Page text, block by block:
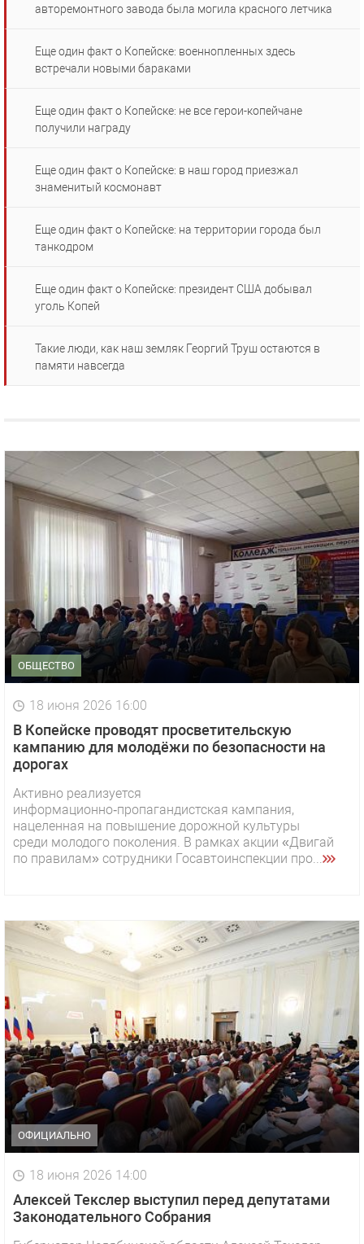
авторемонтного завода была могила красного летчика
Еще один факт о Копейске: военнопленных здесь
встречали новыми бараками
Еще один факт о Копейске: не все герои-копейчане
получили награду
Еще один факт о Копейске: в наш город приезжал
знаменитый космонавт
Еще один факт о Копейске: на территории города был
танкодром
Еще один факт о Копейске: президент США добывал
уголь Копей
Такие люди, как наш земляк Георгий Труш остаются в
памяти навсегда
ОБЩЕСТВО
18 июня 2026 16:00
В Копейске проводят просветительскую
кампанию для молодёжи по безопасности на
дорогах
Активно реализуется
информационно‑пропагандистская кампания,
нацеленная на повышение дорожной культуры
среди молодого поколения. В рамках акции «Двигай
по правилам» сотрудники Госавтоинспекции про...
ОФИЦИАЛЬНО
18 июня 2026 14:00
Алексей Текслер выступил перед депутатами
Законодательного Собрания